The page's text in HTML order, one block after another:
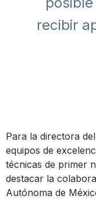
recibir
Para la directora
equipos de
técnicas de primer
destacar la
Autónoma de